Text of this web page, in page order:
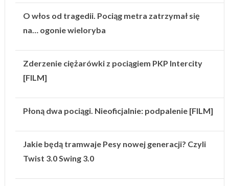
O włos od tragedii. Pociąg metra zatrzymał się
na… ogonie wieloryba
Zderzenie ciężarówki z pociągiem PKP Intercity
[FILM]
Płoną dwa pociągi. Nieoficjalnie: podpalenie [FILM]
Jakie będą tramwaje Pesy nowej generacji? Czyli
Twist 3.0 Swing 3.0